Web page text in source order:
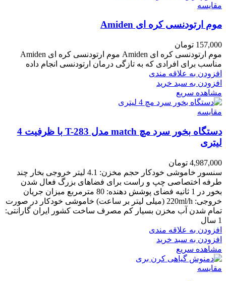
مقایسه
موم ارتودنسی کره ای Amiden
157,000 تومان
موم ارتودنسی کره ای Amiden موم ارتودنسی کره ای Amiden
مناسب برای افرادی که به تازگی درمان ارتودنسی انجام داده
افزودن به علاقه مندی
افزودن به سبد خرید
مشاهده سریع
مقایسه
دستگاه بخور سرد مچ match مدل T-283 با ظرفیت 4
لیتری
4,987,000 تومان
سنسور خاموشی خودکار حجم مخزن: 4.1 لیتر خروجی بخار چند
طرفه اختصاصی چپ و راست برای فضاهای بزرگ فعال شدن
بخور در 1 ثانیه فضای پوشش دهنده: 80 مترمربع میزان جریان
خروجی: 220ml/h (میلی لیتر بر ساعت) خاموشی خودکار در صورت
تمام شدن آب مخزن بسیار کم مصرف ساخت کشور ایران گارانتی:
1 سال
افزودن به علاقه مندی
افزودن به سبد خرید
مشاهده سریع
مقایسه